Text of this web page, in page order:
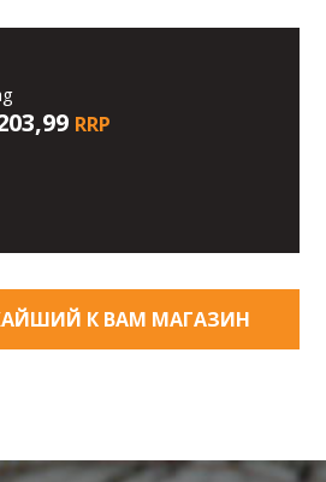
RRP
К ВАМ МАГАЗИН